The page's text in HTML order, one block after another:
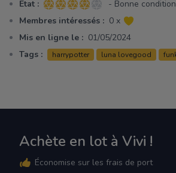
Etat : 4 sur 5 étoiles
- Bonne condition
Membres intéressés : 0 x
Mis en ligne le : 01/05/2024
Tags :
harrypotter luna lovegood
Achète en lot à Vivi !
Économise sur les frais de port